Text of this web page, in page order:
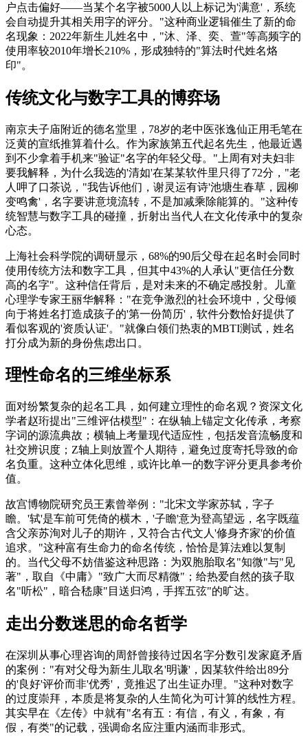
户点击偏好——当某个名字被5000人以上标记为'满意'，系统
会自动提升其相关用字的评分。"这种商业逻辑催生了新的命
名现象：2022年新生儿姓名中，"沐、泽、奕、萱"等高频字的
使用率较2010年增长210%，形成独特的"算法时代姓名烙
印"。
传统文化与数字工具的博弈场
南京夫子庙附近的德名堂里，78岁的老中医张逸仙正用毛笔在
泛黄的宣纸推算着什么。作为家族第五代起名先生，他最近遇
到不少拿着手机来"验证"名字的年轻父母。"上周有对夫妇非
要我解释，为什么我选的'清如'在某某软件里只得了72分，"老
人呷了口茶说，"我告诉他们，谢灵运有诗'池塘生春草，园柳
变鸣禽'，名字要讲意境流转，不是加减乘除能算的。"这种传
统智慧与数字工具的碰撞，折射出当代人在文化传承中的复杂
心态。
上海社会科学院的调研显示，68%的90后父母在起名时会同时
使用传统方法和数字工具，但其中43%的人承认"更信任分数
高的名字"。这种信任背后，是对未来的不确定感投射。儿童
心理学专家王丽华解释："在竞争激烈的社会环境中，父母倾
向于将姓名打造成孩子的'第一份简历'，软件分数恰好提供了
看似客观的'资质认证'。"就像白领们热衷的MBTI测试，姓名
打分成为新的身份焦虑出口。
理性命名的三维坐标系
面对纷繁复杂的起名工具，如何建立理性的命名观？资深文化
学者赵珩提出"三维评估模型"：在纵轴上锚定文化传承，考察
字词的源流典故；横轴上考量现代适应性，包括发音流畅度和
社交辨识度；Z轴上则放置个人期待，避免过度寄托导致的命
名负重。这种立体化思维，或许比单一的数字评分更具参考价
值。
故宫博物院研究员王素曾举例："北宋文学家苏轼，字子
瞻。'轼'是车前可凭倚的横木，'子瞻'意为登高望远，名字既蕴
含父亲苏洵对儿子的期许，又符合古代文人'修身齐家'的价值
追求。"这种富有生命力的命名传统，恰恰是算法难以复制
的。当代父母不妨借鉴这种思路：为双胞胎取名"知微"与"见
著"，取自《中庸》"致广大而尽精微"；给热爱自然的孩子取
名"听松"，暗合嵇康"目送归鸿，手挥五弦"的旷达。
走出分数迷思的命名哲学
在深圳从事心理咨询的周舒曾接待过因名字分数引发家庭矛盾
的案例："有对父母为新生儿取名'明谦'，因某软件给出89分
的'良好'评价而非'优秀'，竟推迟了出生证办理。"这种对数字
的过度崇拜，本质是将复杂的人生简化为可计算的线性方程。
其实早在《左传》中就有"名有五：有信，有义，有象，有
假，有类"的记载，强调命名应注重内涵而非形式。